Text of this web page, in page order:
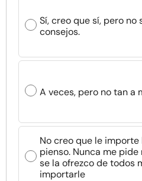
Sí, creo que sí, pero
consejos.
A veces, pero no tan a
No creo que le
pienso. Nunca me
se la ofrezco de todos
importarle